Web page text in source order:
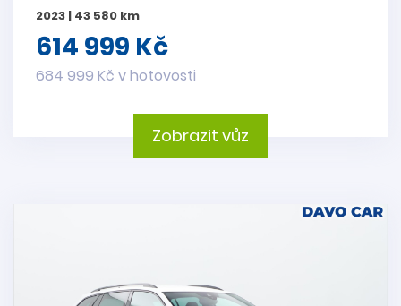
2023 | 43 580 km
614 999 Kč
684 999 Kč v hotovosti
Zobrazit vůz